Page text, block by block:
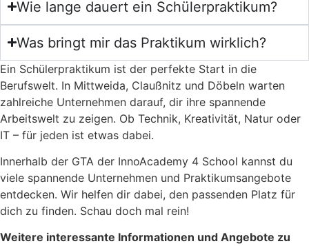
Wie lange dauert ein Schülerpraktikum?
Was bringt mir das Praktikum wirklich?
Ein Schülerpraktikum ist der perfekte Start in die
Berufswelt. In Mittweida, Claußnitz und Döbeln warten
zahlreiche Unternehmen darauf, dir ihre spannende
Arbeitswelt zu zeigen. Ob Technik, Kreativität, Natur oder
IT – für jeden ist etwas dabei.
Innerhalb der GTA der InnoAcademy 4 School kannst du
viele spannende Unternehmen und Praktikumsangebote
entdecken. Wir helfen dir dabei, den passenden Platz für
dich zu finden. Schau doch mal rein!
Weitere interessante Informationen und Angebote zu